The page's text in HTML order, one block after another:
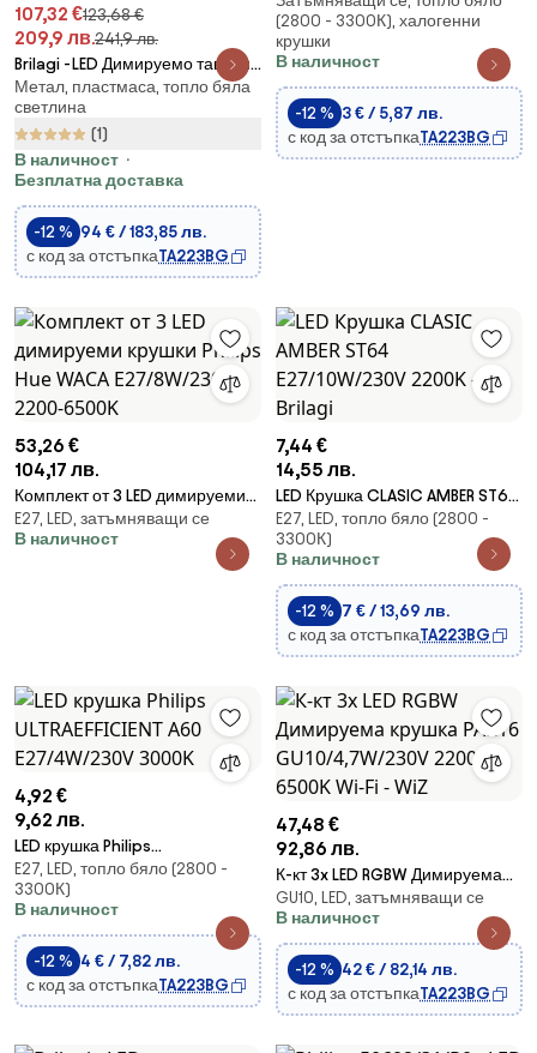
107,32 €123,68 €
209,9 лв.241,9 лв.
Brilagi -LED Димируемо таванно
осветително тяло SPIRAL
LED/56W/230V
3000/4000/6000K+дистанционно
управление
Метал, пластмаса, топло бяла
светлина
(1)
В наличност
Безплатна доставка
-12 % 94 € / 183,85 лв.
с код за отстъпкаTA223BG
(2800 - 3300К), халогенни
крушки
В наличност
-12 % 3 € / 5,87 лв.
с код за отстъпкаTA223BG
53,26 €
104,17 лв.
Комплект от 3 LED димируеми
крушки Philips Hue WACA
E27/8W/230V 2200-6500K
E27, LED, затъмняващи се
В наличност
7,44 €
14,55 лв.
LED Крушка CLASIC AMBER ST64
E27/10W/230V 2200K – Brilagi
E27, LED, топло бяло (2800 -
3300К)
В наличност
-12 % 7 € / 13,69 лв.
с код за отстъпкаTA223BG
4,92 €
9,62 лв.
LED крушка Philips
ULTRAEFFICIENT A60
E27/4W/230V 3000K
E27, LED, топло бяло (2800 -
3300К)
В наличност
-12 % 4 € / 7,82 лв.
с код за отстъпкаTA223BG
47,48 €
92,86 лв.
К-кт 3x LED RGBW Димируема
крушка PAR16 GU10/4,7W/230V
2200-6500K Wi-Fi - WiZ
GU10, LED, затъмняващи се
В наличност
-12 % 42 € / 82,14 лв.
с код за отстъпкаTA223BG